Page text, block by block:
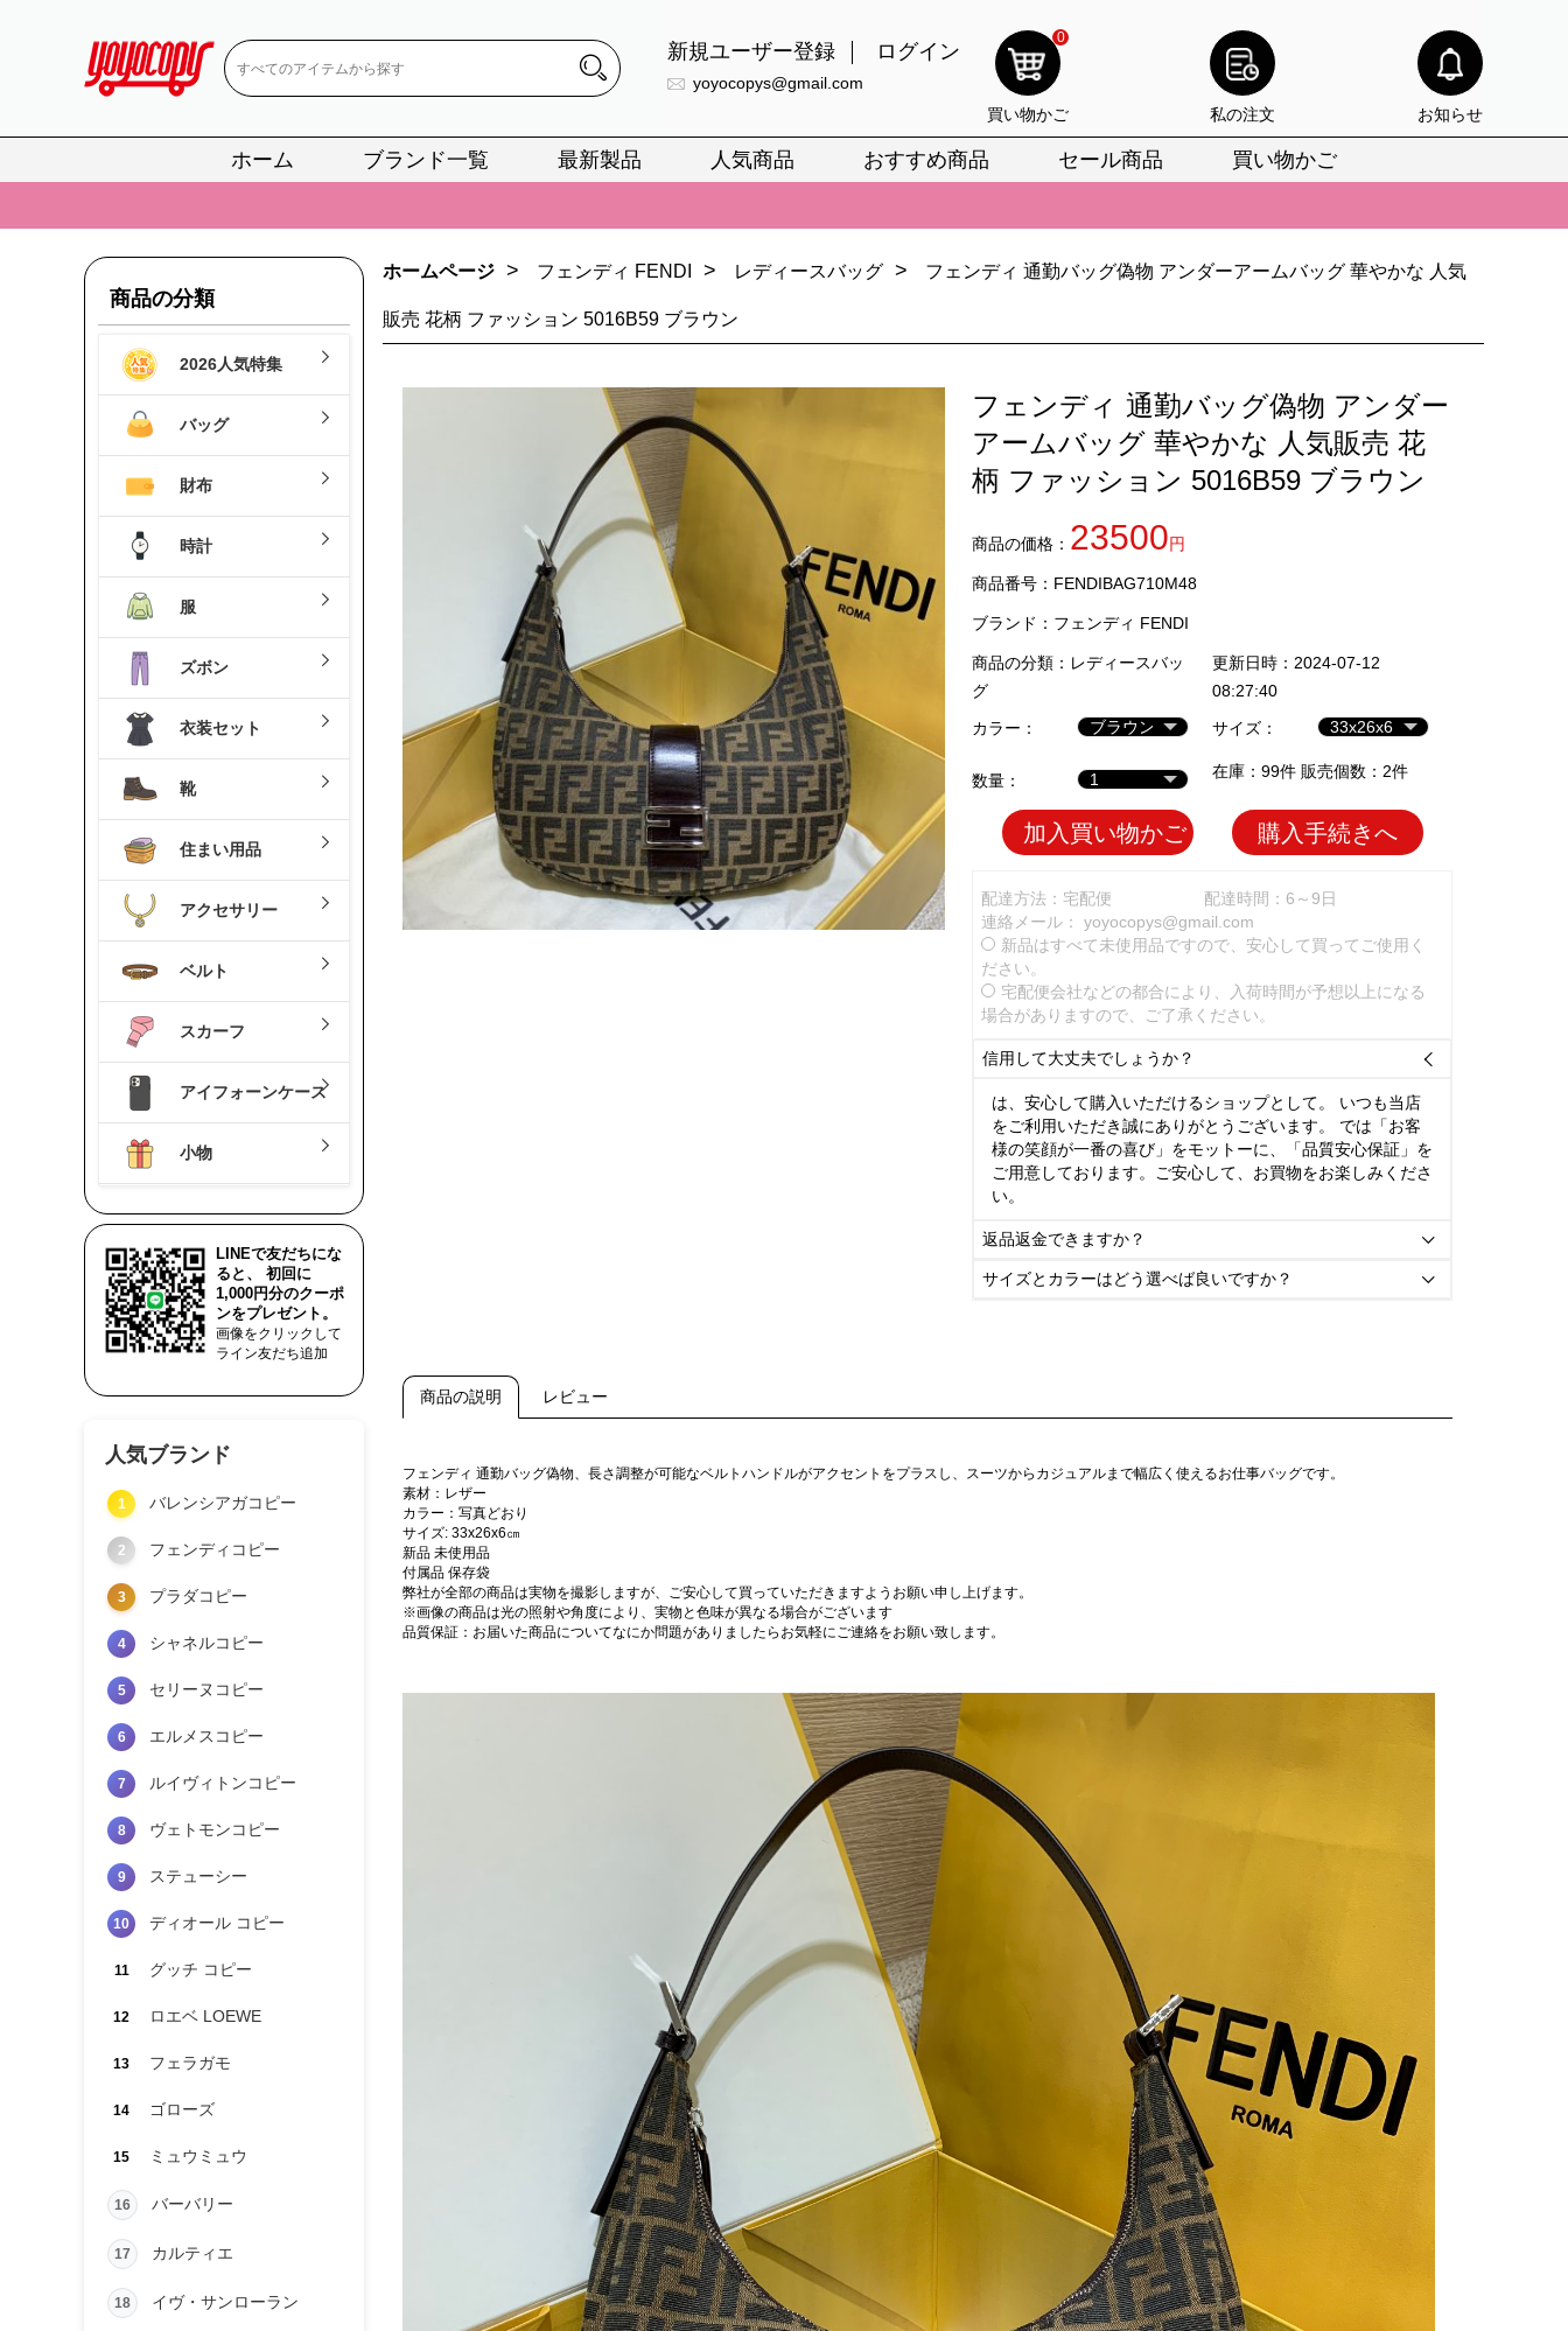
新規ユーザー登録 ログイン
yoyocopys@gmail.com
0
買い物かご 私の注文 お知らせ
ホーム ブランド一覧 最新製品 人気商品 おすすめ商品 セール商品 買い物かご
📢 当店は正真正銘のn級スーパーコピーのみ取扱い。最高品質の再現度を安心してお選びいただけます。
📢 2026春の新作続々更新中！期間中のご注文でお得な割引をご利用いただけます。
📢 新作入荷！ルイ・ヴィトンスーパーコピー バッグ最新モデルが登場。上質な仕上がりをお見逃しなく。
📢 当店は正真正銘のn級スーパーコピーのみ取扱い。最高品質の再現度を安心してお選びいただけます。
新作入荷！ルイ・ヴィトンスーパーコピー バッグ最新モデルが登場。上質な仕上がりをお見逃しなく。
商品の分類
2026人気特集
バッグ
財布
時計
服
ズボン
衣装セット
靴
住まい用品
アクセサリー
ベルト
スカーフ
アイフォーンケース
小物
LINEで友だちにな
ると、 初回に
1,000円分のクーポ
ンをプレゼント。
画像をクリックして
ライン友だち追加
人気ブランド
1 バレンシアガコピー
2 フェンディコピー
3 プラダコピー
4 シャネルコピー
5 セリーヌコピー
6 エルメスコピー
7 ルイヴィトンコピー
8 ヴェトモンコピー
9 ステューシー
10 ディオール コピー
11 グッチ コピー
12 ロエベ LOEWE
13 フェラガモ
14 ゴローズ
15 ミュウミュウ
16 バーバリー
17 カルティエ
18 イヴ・サンローラン
ホームページ > フェンディ FENDI > レディースバッグ > フェンディ 通勤バッグ偽物 アンダーアームバッグ 華やかな 人気
販売 花柄 ファッション 5016B59 ブラウン
フェンディ 通勤バッグ偽物 アンダー
アームバッグ 華やかな 人気販売 花
柄 ファッション 5016B59 ブラウン
商品の価格： 23500円
商品番号：FENDIBAG710M48
ブランド： フェンディ FENDI
商品の分類： レディースバッ
グ
更新日時：2024-07-12
08:27:40
カラー：
サイズ：
数量： 在庫：99件 販売個数：2件
加入買い物かご 購入手続きへ
配達方法：宅配便
配達時間：6～9日
連絡メール： yoyocopys@gmail.com
新品はすべて未使用品ですので、安心して買ってご使用く
ださい。
宅配便会社などの都合により、入荷時間が予想以上になる
場合がありますので、ご了承ください。
信用して大丈夫でしょうか？ 
は、安心して購入いただけるショップとして。 いつも当店
をご利用いただき誠にありがとうございます。 では「お客
様の笑顔が一番の喜び」をモットーに、「品質安心保証」を
ご用意しております。ご安心して、お買物をお楽しみくださ
い。
返品返金できますか？ 
サイズとカラーはどう選べば良いですか？ 
商品の説明 レビュー
フェンディ 通勤バッグ偽物、長さ調整が可能なベルトハンドルがアクセントをプラスし、スーツからカジュアルまで幅広く使えるお仕事バッグです。
素材：レザー
カラー：写真どおり
サイズ: 33x26x6㎝
新品 未使用品
付属品 保存袋
弊社が全部の商品は実物を撮影しますが、ご安心して買っていただきますようお願い申し上げます。
※画像の商品は光の照射や角度により、実物と色味が異なる場合がございます
品質保証：お届いた商品についてなにか問題がありましたらお気軽にご連絡をお願い致します。